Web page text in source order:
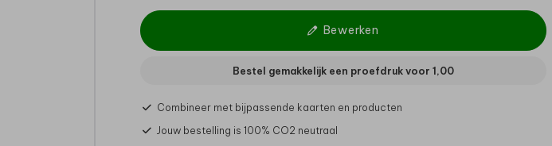
Bewerken
Bestel gemakkelijk een proefdruk voor 1,00
Combineer met bijpassende kaarten en producten
Jouw bestelling is 100% CO2 neutraal